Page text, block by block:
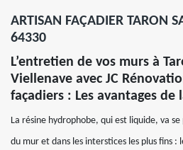
ARTISAN FAÇADIER TARON
64330
L’entretien de vos murs à
Viellenave avec JC
façadiers : Les avantages
La résine hydrophobe, qui est liquide, va
du mur et dans les interstices les plus fins